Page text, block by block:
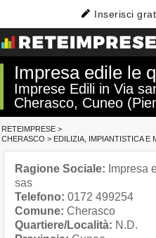
Inserisci
Impresa edile le
Imprese Edili in Via
Cherasco, Cuneo
RETEIMPRESE >
CHERASCO > EDILIZIA, IMPIANTISTICA E
Ragione Sociale: Impresa
sas
Telefono: 0172 499254
Comune: Cherasco
Quartiere/Località: N.D.